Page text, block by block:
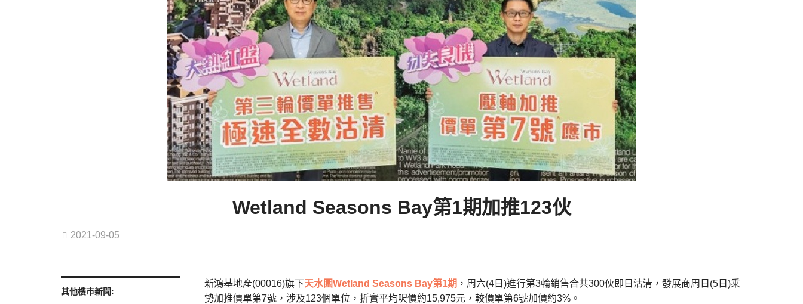
Wetland Seasons Bay第1期加推123伙
2021-09-05
其他樓巿新聞:
新鴻基地產(00016)旗下天水圍Wetland Seasons Bay第1期 ，周六(4日)進行第3輪銷售合共300伙即日沽清，發展商周日(5日)乘
勢加推價單第7號，涉及123個單位，折實平均呎價約15,975元，較價單第6號加價約3%。